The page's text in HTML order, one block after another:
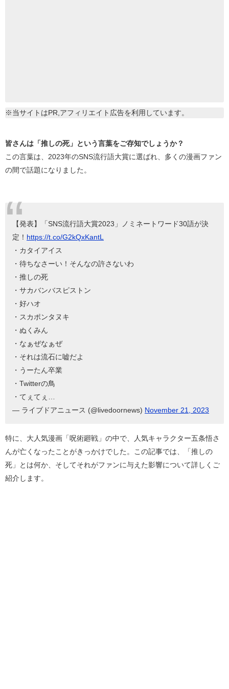
※当サイトはPR,アフィリエイト広告を利用しています。
皆さんは「推しの死」という言葉をご存知でしょうか？
この言葉は、2023年のSNS流行語大賞に選ばれ、多くの漫画ファン
の間で話題になりました。
【発表】「SNS流行語大賞2023」ノミネートワード30語が決
定！ https://t.co/G2kQxKantL
・カタイアイス
・待ちなさーい！そんなの許さないわ
・推しの死
・サカバンバスピストン
・好ハオ
・スカポンタヌキ
・ぬくみん
・なぁぜなぁぜ
・それは流石に嘘だよ
・うーたん卒業
・Twitterの鳥
・てぇてぇ…
— ライブドアニュース (@livedoornews) November 21, 2023
特に、大人気漫画「呪術廻戦」の中で、人気キャラクター五条悟さ
んが亡くなったことがきっかけでした。この記事では、「推しの
死」とは何か、そしてそれがファンに与えた影響について詳しくご
紹介します。